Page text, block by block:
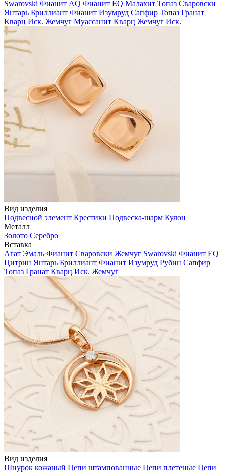
Swarovski Фианит AQ Фианит EQ Малахит Топаз Сваровски
Янтарь Бриллиант Фианит Изумруд Сапфир Топаз Гранат
Кварц Иск. Жемчуг Муассанит Кварц Жемчуг Иск.
Вид изделия
Подвесной элемент Крестики Подвеска-шарм Кулон
Металл
Золото Серебро
Вставка
Агат Эмаль Фианит Сваровски Жемчуг Swarovski Фианит EQ
Цитрин Янтарь Бриллиант Фианит Изумруд Рубин Сапфир
Топаз Гранат Кварц Иск. Жемчуг
Вид изделия
Шнурок кожаный Цепи штампованные Цепи плетеные Цепи